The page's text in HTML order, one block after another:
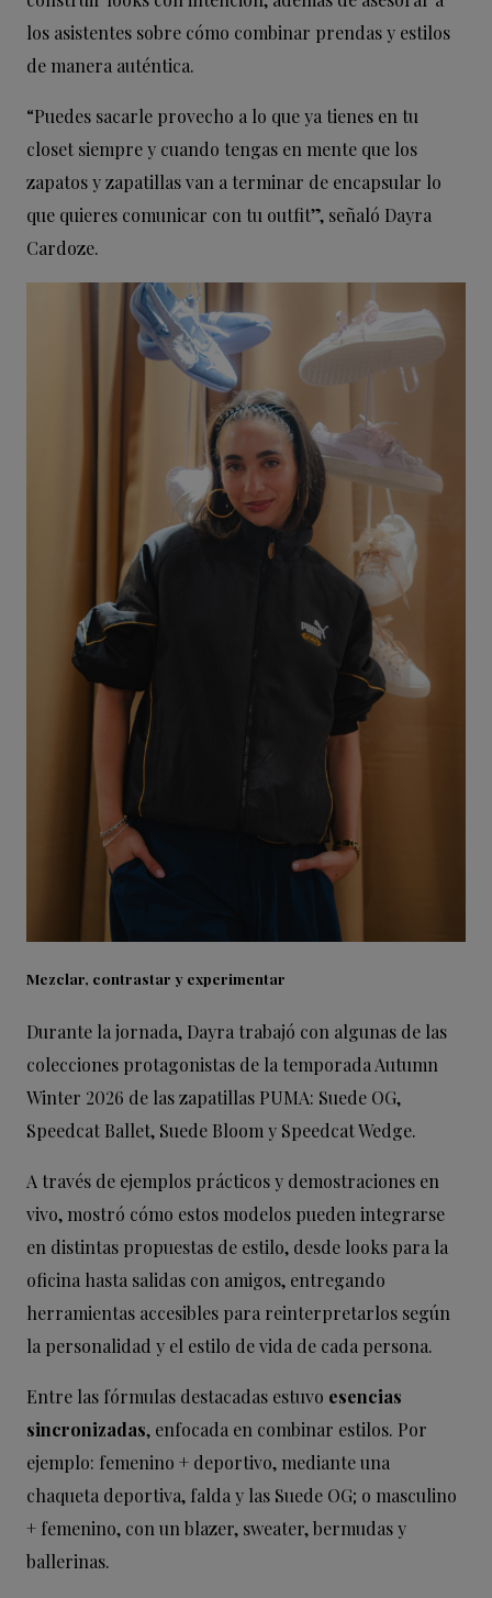
los asistentes sobre cómo combinar prendas y estilos
de manera auténtica.
“Puedes sacarle provecho a lo que ya tienes en tu
closet siempre y cuando tengas en mente que los
zapatos y zapatillas van a terminar de encapsular lo
que quieres comunicar con tu outfit”, señaló Dayra
Cardoze.
Mezclar, contrastar y experimentar
Durante la jornada, Dayra trabajó con algunas de las
colecciones protagonistas de la temporada Autumn
Winter 2026 de las zapatillas PUMA: Suede OG,
Speedcat Ballet, Suede Bloom y Speedcat Wedge.
A través de ejemplos prácticos y demostraciones en
vivo, mostró cómo estos modelos pueden integrarse
en distintas propuestas de estilo, desde looks para la
oficina hasta salidas con amigos, entregando
herramientas accesibles para reinterpretarlos según
la personalidad y el estilo de vida de cada persona.
Entre las fórmulas destacadas estuvo esencias
sincronizadas, enfocada en combinar estilos. Por
ejemplo: femenino + deportivo, mediante una
chaqueta deportiva, falda y las Suede OG; o masculino
+ femenino, con un blazer, sweater, bermudas y
ballerinas.